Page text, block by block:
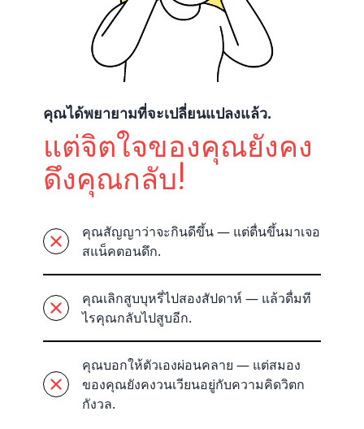
คุณได้พยายามที่จะเปลี่ยนแปลงแล้ว.
แต่จิตใจของคุณยังคง
ดึงคุณกลับ!
คุณสัญญาว่าจะกินดีขึ้น — แต่ตื่นขึ้นมาเจอ
สแน็คตอนดึก.
คุณเลิกสูบบุหรี่ไปสองสัปดาห์ — แล้วดื่มที
ไรคุณกลับไปสูบอีก.
คุณบอกให้ตัวเองผ่อนคลาย — แต่สมอง
ของคุณยังคงวนเวียนอยู่กับความคิดวิตก
กังวล.